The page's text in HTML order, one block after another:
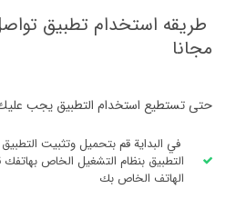
طريقه استخدام تطبيق
مجانا
حتى تستطيع استخدام التطبيق يجب عليك
في البداية قم بتحميل وتثبيت
التطبيق بنظام التشغيل الخاص
الهاتف الخاص بك